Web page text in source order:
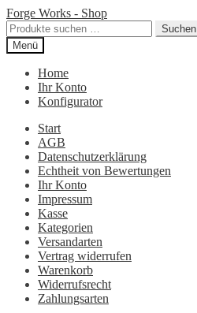
Zur
Navigation
springen
Zum
Inhalt
springen
Forge Works - Shop
Suchen
nach:
Suchen
Menü
Home
Ihr Konto
Konfigurator
Start
AGB
Datenschutzerklärung
Echtheit von Bewertungen
Ihr Konto
Impressum
Kasse
Kategorien
Versandarten
Vertrag widerrufen
Warenkorb
Widerrufsrecht
Zahlungsarten